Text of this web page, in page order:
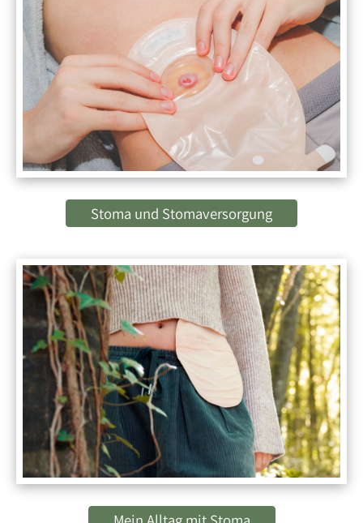
Stoma und Stomaversorgung